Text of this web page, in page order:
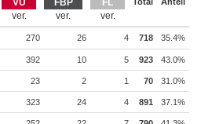
VU FBP FL
270 26 4 718 35.4%
392 10 5 923 43.0%
23 2 1 70 31.0%
323 24 4 891 37.1%